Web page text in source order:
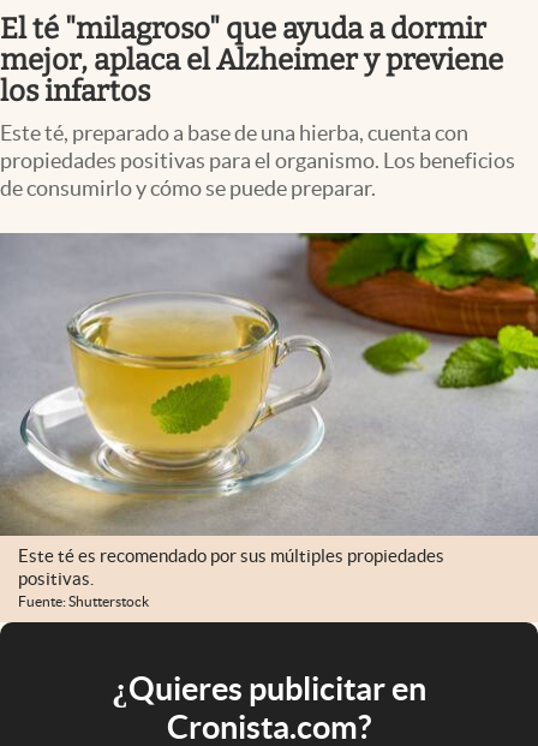
El té "milagroso" que ayuda a dormir
mejor, aplaca el Alzheimer y previene
los infartos
Este té, preparado a base de una hierba, cuenta con
propiedades positivas para el organismo. Los beneficios
de consumirlo y cómo se puede preparar.
Este té es recomendado por sus múltiples propiedades
positivas.
Fuente: Shutterstock
¿Quieres publicitar en
Cronista.com?